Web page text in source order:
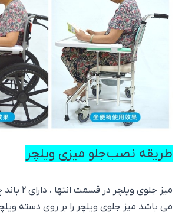
طریقه نصب جلو میزی ویلچر
میز جلوی
می باشد میز جلوی ویلچر را بر روی دسته